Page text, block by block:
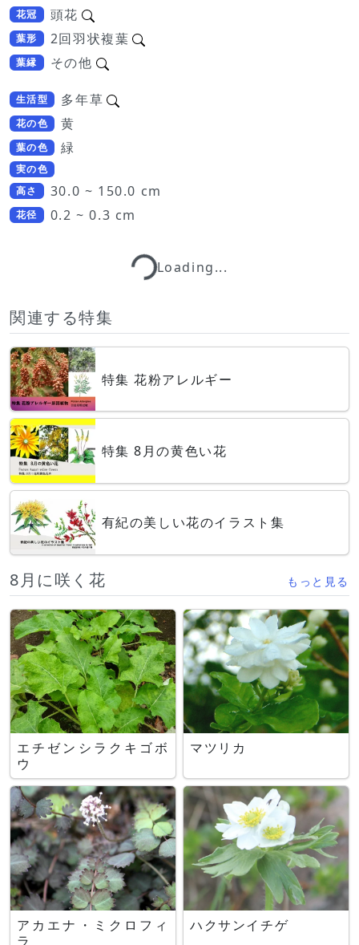
花冠 頭花
葉形 2回羽状複葉
葉縁 その他
生活型 多年草
花の色 黄
葉の色 緑
実の色
高さ
30.0 ~ 150.0 cm
花径 0.2 ~ 0.3 cm
Loading...
Loading...
関連する特集
特集 花粉アレルギー
特集 8月の黄色い花
有紀の美しい花のイラスト集
8月に咲く花 もっと見る
エチゼンシラクキゴボ
ウ
マツリカ
アカエナ・ミクロフィ
ラ
ハクサンイチゲ